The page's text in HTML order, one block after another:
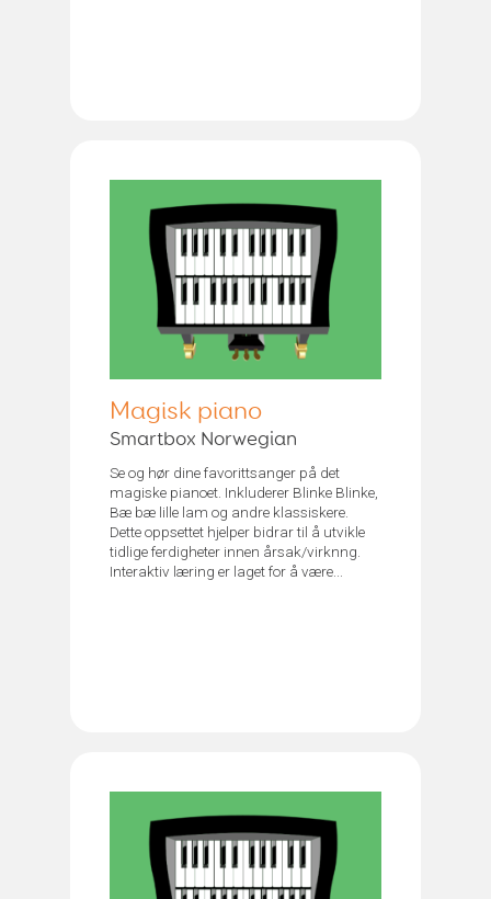
Magisk piano
Smartbox Norwegian
Se og hør dine favorittsanger på det
magiske pianoet. Inkluderer Blinke Blinke,
Bæ bæ lille lam og andre klassiskere.
Dette oppsettet hjelper bidrar til å utvikle
tidlige ferdigheter innen årsak/virknng.
Interaktiv læring er laget for å være...